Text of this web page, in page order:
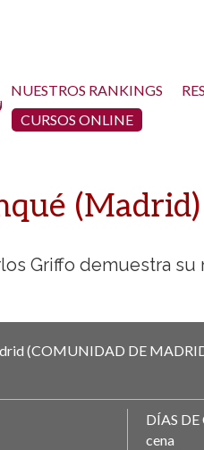
NUESTROS RANKINGS
CURSOS ONLINE
(Madrid)
Griffo demuestra
(COMUNIDAD DE
DÍAS DE
cena